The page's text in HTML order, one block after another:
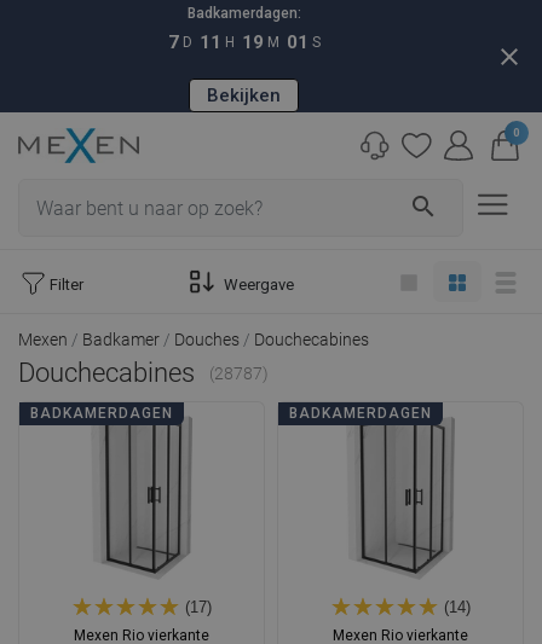
Badkamerdagen:
7 D 11 H 19 M 00 S
Bekijken
close
search
0
Filter Weergave
Mexen Badkamer Douches Douchecabines
Douchecabines (28787)
BADKAMERDAGEN
(17)
Mexen Rio vierkante
BADKAMERDAGEN
(14)
Mexen Rio vierkante